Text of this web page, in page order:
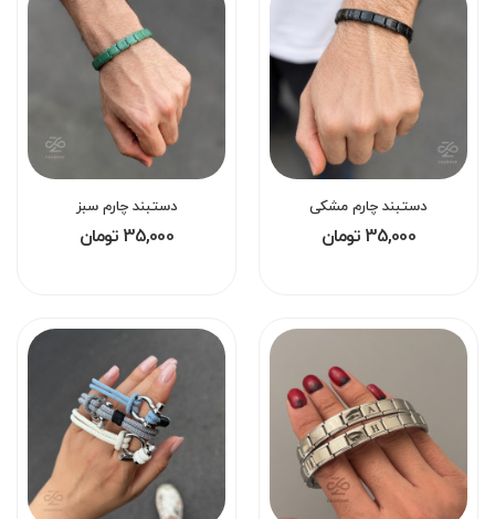
دستبند چارم مشکی
35,000 تومان
دستبند چارم سبز
35,000 تومان